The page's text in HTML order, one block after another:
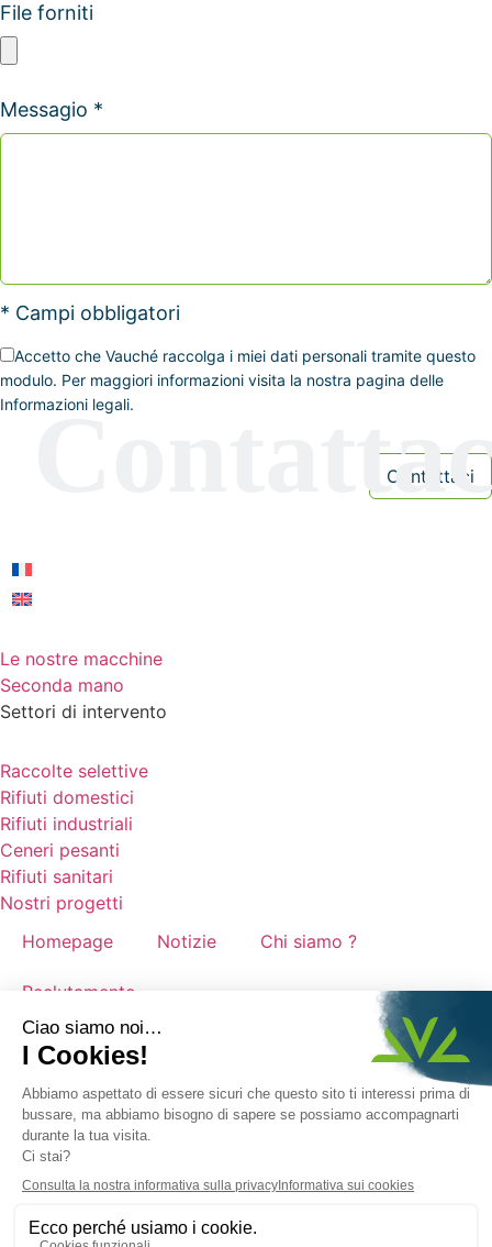
File forniti
Messagio *
* Campi obbligatori
Accetto che Vauché raccolga i miei dati personali tramite questo
modulo. Per maggiori informazioni visita la nostra pagina delle
Informazioni legali.
Le nostre macchine
Seconda mano
Settori di intervento
Raccolte selettive
Rifiuti domestici
Rifiuti industriali
Ceneri pesanti
Rifiuti sanitari
Nostri progetti
Homepage
Notizie Chi siamo ?
Reclutamento